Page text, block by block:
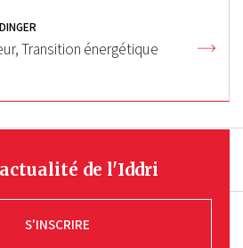
Transition énergétique
de l'Iddri
S'INSCRIRE